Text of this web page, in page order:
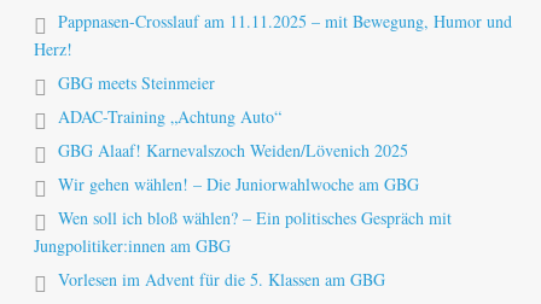
Pappnasen-Crosslauf am 11.11.2025 – mit Bewegung, Humor und
Herz!
GBG meets Steinmeier
ADAC-Training „Achtung Auto“
GBG Alaaf! Karnevalszoch Weiden/Lövenich 2025
Wir gehen wählen! – Die Juniorwahlwoche am GBG
Wen soll ich bloß wählen? – Ein politisches Gespräch mit
Jungpolitiker:innen am GBG
Vorlesen im Advent für die 5. Klassen am GBG